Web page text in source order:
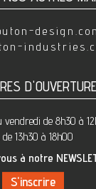
D'OUVERTURE
vendredi de 8h30 à
de 13h30 à 18h00
à notre